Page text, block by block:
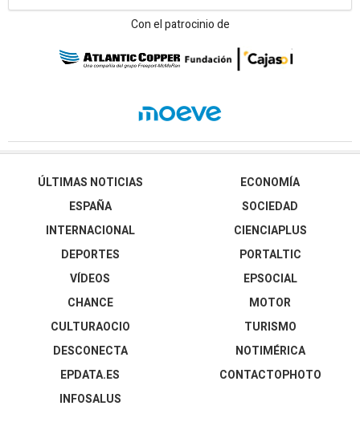
Con el patrocinio de
ÚLTIMAS NOTICIAS
ESPAÑA
INTERNACIONAL
DEPORTES
VÍDEOS
ECONOMÍA
SOCIEDAD
CIENCIAPLUS
PORTALTIC
EPSOCIAL
CHANCE
CULTURAOCIO
DESCONECTA
EPDATA.ES
INFOSALUS
MOTOR
TURISMO
NOTIMÉRICA
CONTACTOPHOTO